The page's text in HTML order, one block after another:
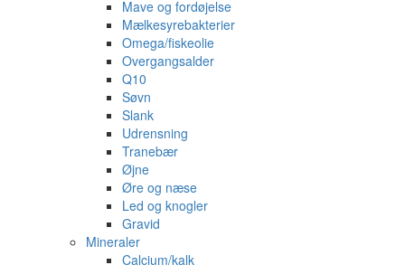
Mave og fordøjelse
Mælkesyrebakterier
Omega/fiskeolie
Overgangsalder
Q10
Søvn
Slank
Udrensning
Tranebær
Øjne
Øre og næse
Led og knogler
Gravid
Mineraler
Calcium/kalk